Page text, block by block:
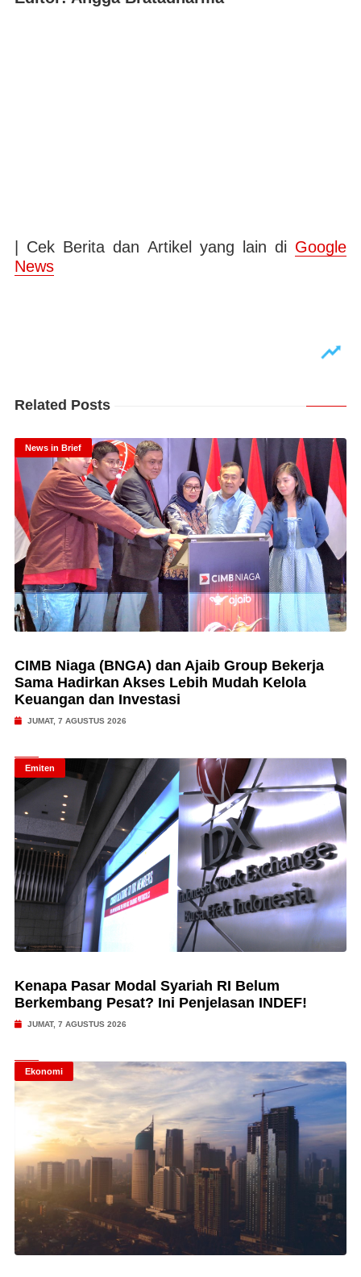
| Cek Berita dan Artikel yang lain di Google
News
Related Posts
News in Brief
CIMB Niaga (BNGA) dan Ajaib Group Bekerja
Sama Hadirkan Akses Lebih Mudah Kelola
Keuangan dan Investasi
JUMAT, 7 AGUSTUS 2026
Emiten
Kenapa Pasar Modal Syariah RI Belum
Berkembang Pesat? Ini Penjelasan INDEF!
JUMAT, 7 AGUSTUS 2026
Ekonomi